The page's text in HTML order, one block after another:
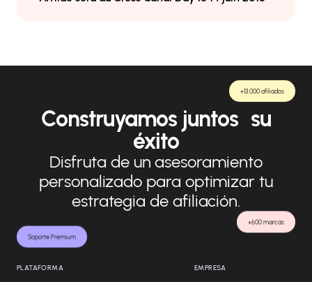
Soporte Premium
+600 marcas
+13.000 afiliados
Construyamos juntos su
éxito
Disfruta de un asesoramiento
personalizado para optimizar tu
estrategia de afiliación.
PLATAFORMA EMPRESA